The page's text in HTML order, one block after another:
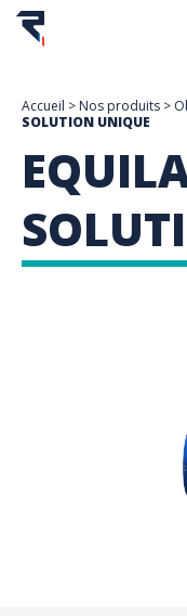
Accueil > Nos produits >
SOLUTION UNIQUE